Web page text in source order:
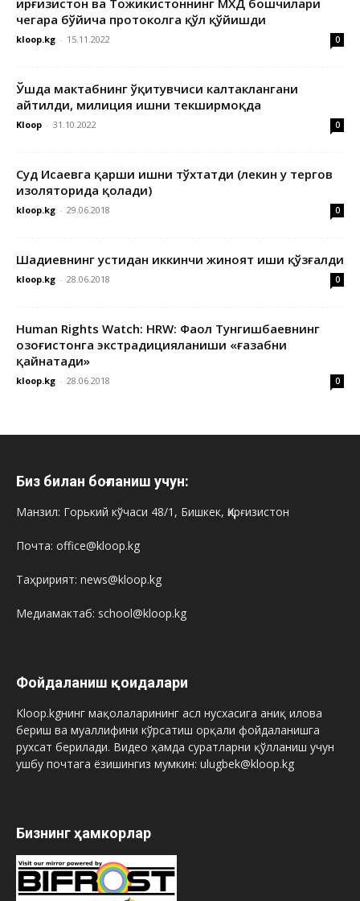
Қирғизистон ва Тожикистоннинг МХДҚ бошчилари
чегара бўйича протоколга қўл қўйишди
kloop.kg - 15.11.2022 0
Ўшда мактабнинг ўқитувчиси калтаклангани
айтилди, милиция ишни текширмоқда
Kloop - 31.10.2022 0
Суд Исаевга қарши ишни тўхтатди (лекин у тергов
изоляторида қолади)
kloop.kg - 29.06.2018 0
Шадиевнинг устидан иккинчи жиноят иши қўзғалди
kloop.kg - 28.06.2018 0
Human Rights Watch: HRW: Фаол Тунгишбаевнинг
Қозоғистонга экстрадицияланиши «ғазабни
қайнатади»
kloop.kg - 28.06.2018 0
Биз билан боғланиш учун:
Манзил: Горький кўчаси 48/1, Бишкек, Қирғизистон
Почта: office@kloop.kg
Таҳририят: news@kloop.kg
Медиамактаб: school@kloop.kg
Фойдаланиш қоидалари
Kloop.kgнинг мақолаларининг асл нусхасига аниқ илова
бериш ва муаллифини кўрсатиш орқали фойдаланишга
рухсат берилади. Видео ҳамда суратларни қўлланиш учун
ушбу почтага ёзишингиз мумкин: ulugbek@kloop.kg
Бизнинг ҳамкорлар